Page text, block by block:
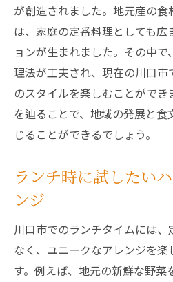
ランチで試したい革
食通が注目するハン
川口市ならではのハ
食材と調理法にこだ
ジューシーなハンバーグ
チスポット探訪
地元で愛されるハン
ランチタイムに最適
食べ歩きで楽しむ川
ハンバーグを通じて
が創造されました。地元産の
は、家庭の定番料理としても広
ョンが生まれました。その中
理法が工夫され、現在の川口
のスタイルを楽しむことがで
を辿ることで、地域の発展と
じることができるでしょう。
ランチ時に試したい
ンジ
川口市でのランチタイムには
なく、ユニークなアレンジを
す。例えば、地元の新鮮な野菜